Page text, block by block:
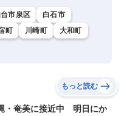
市泉区
白石市
町 川崎町
大和町
もっと読む
・奄美に接近中 明日にか